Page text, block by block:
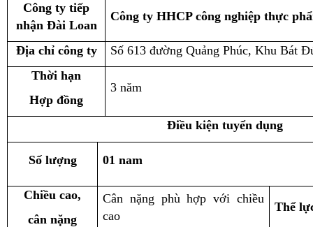
Công ty tiếp
nhận Đài Loan
Công ty HHCP công nghiệp thực
Địa chỉ công ty
Số 613 đường Quảng Phúc, Khu Bát
Thời hạn
Hợp đồng
3 năm
Điều kiện tuyển dụng
Số lượng 01 nam
Chiều cao,
cân nặng
Cân nặng phù hợp với chiều
cao
Thể